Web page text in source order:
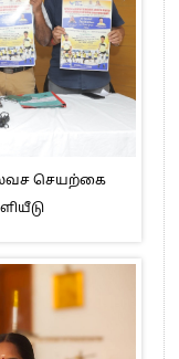
செயற்கை